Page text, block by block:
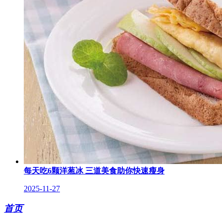
每天吃6颗洋葱冰 三道美食助你快速瘦身
2025-11-27
首页